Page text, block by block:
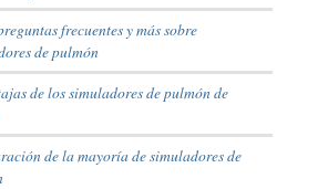
frecuentes y más sobre
de pulmón
de los simuladores de pulmón de
de la mayoría de simuladores de